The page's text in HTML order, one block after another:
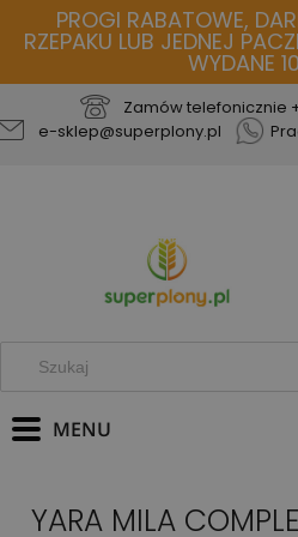
PROGI RABATOWE,
RZEPAKU LUB JEDNEJ
WYDANE
Zamów telefonicznie
e-sklep@superplony.pl
YARA MILA